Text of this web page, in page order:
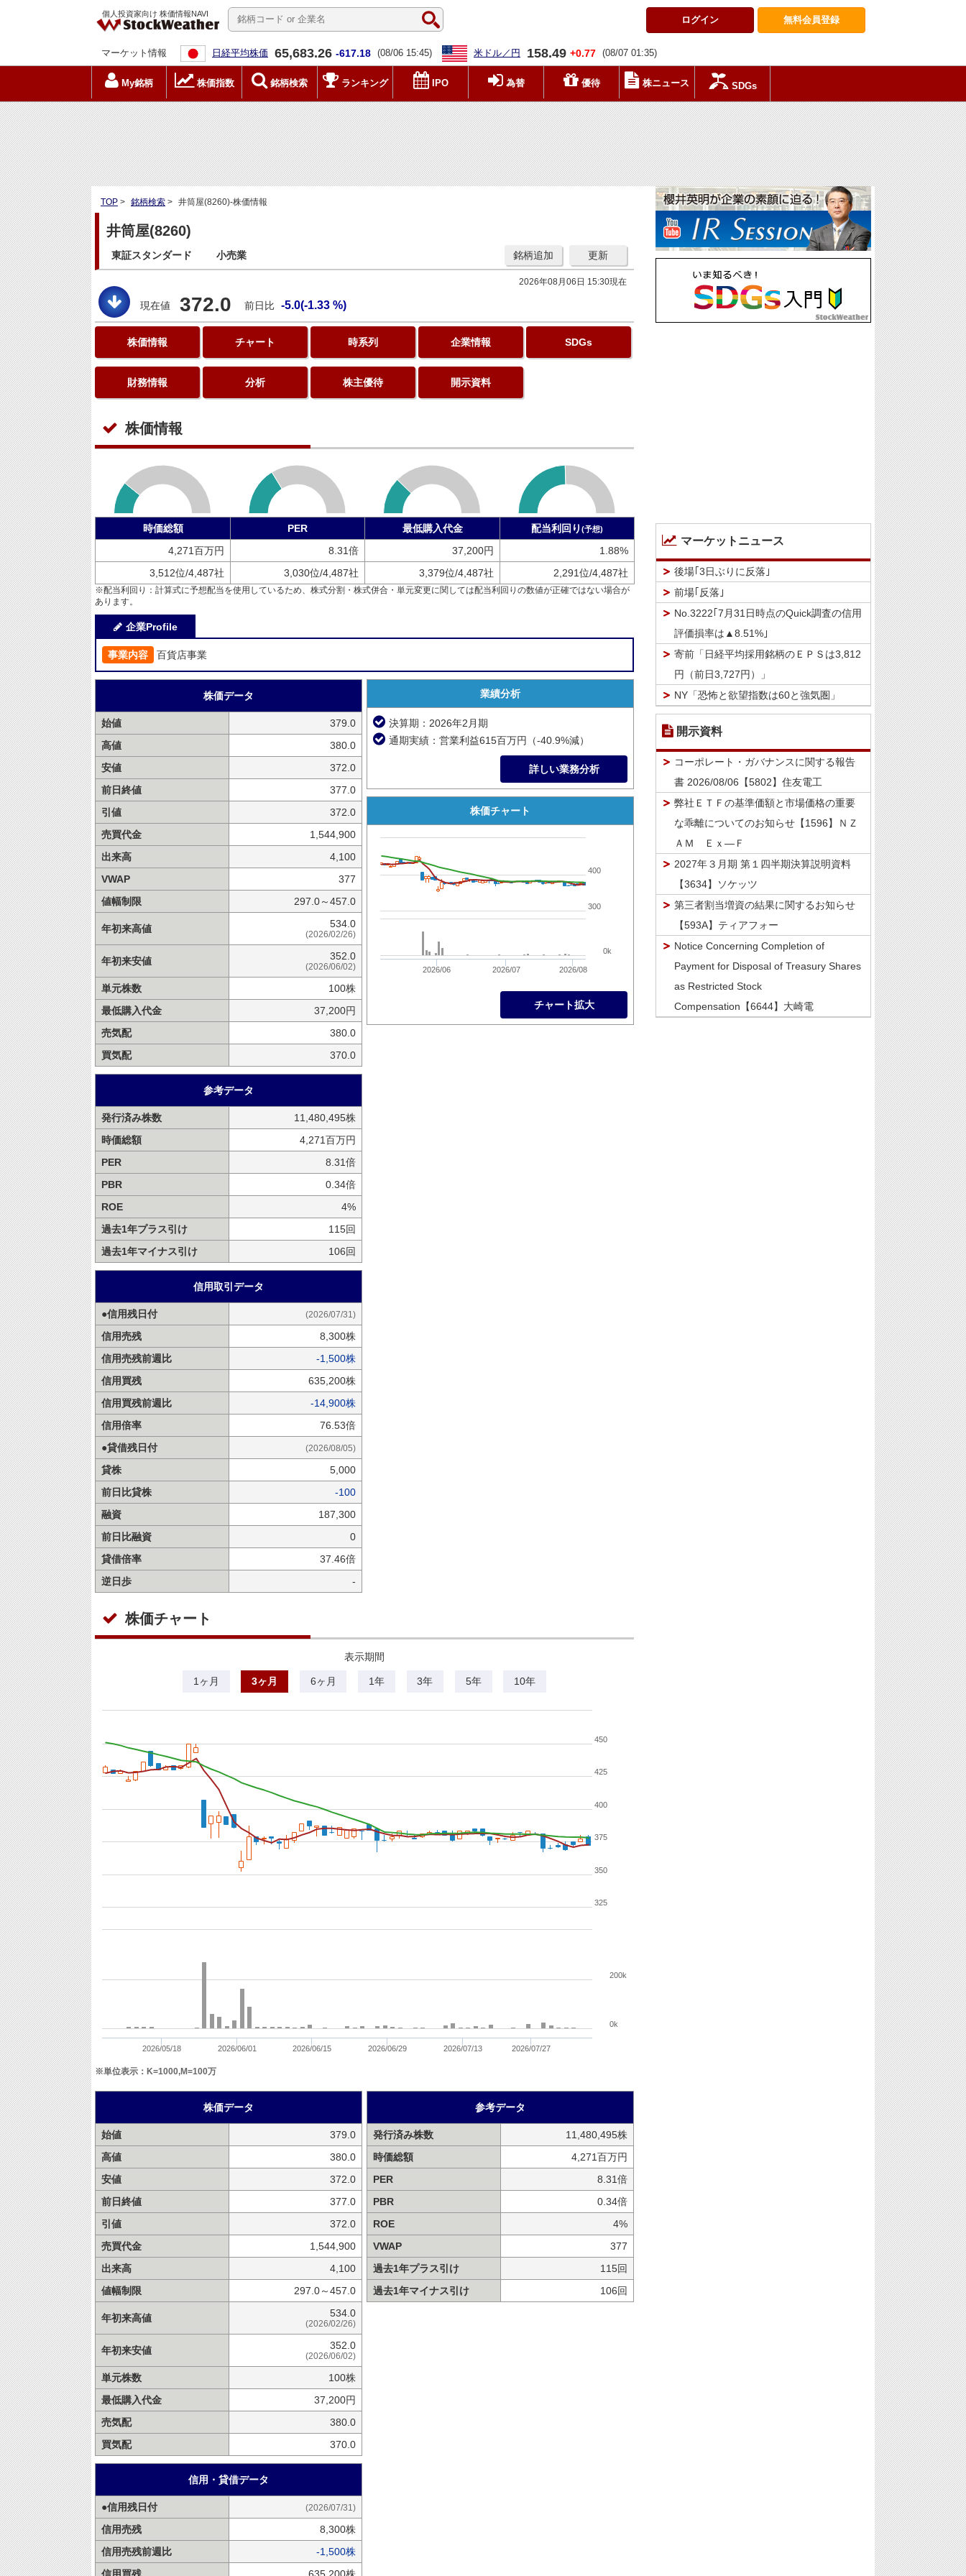
個人投資家向け 株価情報NAVI
無料会員登録
ログイン
マーケット情報 日経平均株価 65,683.26 -617.18 (08/06 15:45) 米ドル／円 158.49 +0.77 (08/07 01:35)
My銘柄 株価指数 銘柄検索 ランキング IPO 為替 優待 株ニュース SDGs
TOP > 銘柄検索 > 井筒屋(8260)-株価情報
井筒屋(8260)
東証スタンダード 小売業 更新
銘柄追加
2026年08月06日 15:30現在
現在値 372.0 前日比 -5.0(-1.33 %)
株価情報 チャート 時系列 企業情報 SDGs
財務情報 分析 株主優待 開示資料
株価情報
時価総額
PER
4,271百万円
8.31倍
3,512位/4,487社
3,030位/4,487社
最低購入代金 配当利回り (予想)
37,200円
1.88%
3,379位/4,487社
2,291位/4,487社
※配当利回り：計算式に予想配当を使用しているため、株式分割・株式併合・単元変更に関しては配当利回りの数値が正確ではない場合が
あります。
企業Profile
事業内容 百貨店事業
株価データ
始値
379.0
高値
380.0
安値
372.0
前日終値
377.0
引値
372.0
売買代金
1,544,900
出来高
4,100
VWAP
377
値幅制限
297.0～457.0
年初来高値 534.0
(2026/02/26)
年初来安値 352.0
(2026/06/02)
単元株数
100株
最低購入代金
37,200円
売気配
380.0
買気配
370.0
参考データ
発行済み株数
11,480,495株
時価総額
4,271百万円
PER
8.31倍
PBR
0.34倍
ROE
4%
過去1年プラス引け
115回
過去1年マイナス引け
106回
信用取引データ
●信用残日付 (2026/07/31)
信用売残
8,300株
信用売残前週比
-1,500株
信用買残
635,200株
信用買残前週比
-14,900株
信用倍率
76.53倍
●貸借残日付
(2026/08/05)
貸株
5,000
前日比貸株
-100
融資
187,300
前日比融資
0
貸借倍率
37.46倍
逆日歩
-
業績分析
決算期：2026年2月期
通期実績：営業利益615百万円（-40.9%減）
詳しい業務分析
株価チャート
2026/06 2026/07 2026/08
300
400
0k
チャート拡大
株価チャート
表示期間
1ヶ月 3ヶ月 6ヶ月 1年 3年 5年 10年
2026/05/18 2026/06/01 2026/06/15 2026/06/29 2026/07/13 2026/07/27
325
350
375
400
425
450
0k
200k
※単位表示：K=1000,M=100万
株価データ
始値
379.0
高値
380.0
安値
372.0
前日終値
377.0
引値
372.0
売買代金
1,544,900
出来高
4,100
値幅制限
297.0～457.0
年初来高値 534.0
(2026/02/26)
年初来安値 352.0
(2026/06/02)
単元株数
100株
最低購入代金
37,200円
売気配
380.0
買気配
370.0
信用・貸借データ
●信用残日付 (2026/07/31)
信用売残
8,300株
信用売残前週比
-1,500株
信用買残
635,200株
参考データ
発行済み株数
11,480,495株
時価総額
4,271百万円
PER
8.31倍
PBR
0.34倍
ROE
4%
VWAP
377
過去1年プラス引け
115回
過去1年マイナス引け
106回
マーケットニュース
後場｢3日ぶりに反落｣
前場｢反落｣
No.3222｢7月31日時点のQuick調査の信用
評価損率は▲8.51%｣
寄前「日経平均採用銘柄のＥＰＳは3,812
円（前日3,727円）」
NY「恐怖と欲望指数は60と強気圏」
開示資料
コーポレート・ガバナンスに関する報告
書 2026/08/06【5802】住友電工
弊社ＥＴＦの基準価額と市場価格の重要
な乖離についてのお知らせ【1596】ＮＺ
ＡＭ Ｅｘ―Ｆ
2027年３月期 第１四半期決算説明資料
【3634】ソケッツ
第三者割当増資の結果に関するお知らせ
【593A】ティアフォー
Notice Concerning Completion of
Payment for Disposal of Treasury Shares
as Restricted Stock
Compensation【6644】大崎電